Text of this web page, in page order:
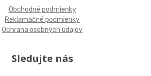
Obchodné podmienky
Reklamačné podmienky
Ochrana osobných údajov
Sledujte nás